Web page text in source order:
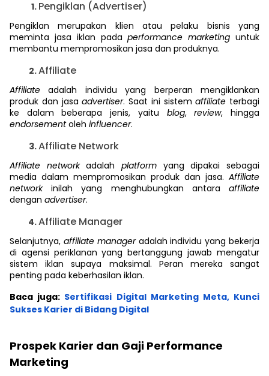
Pengiklan (Advertiser)
Pengiklan merupakan klien atau pelaku bisnis yang
meminta jasa iklan padaperformance marketinguntuk
membantu mempromosikan jasa dan produknya.
Affiliate
Affiliateadalah individu yang berperan mengiklankan
produk dan jasaadvertiser. Saat ini sistemaffiliate terbagi
ke dalam beberapa jenis, yaitu blog,review, hingga
endorsementoleh influencer.
Affiliate Network
Affiliate networkadalahplatform yang dipakai
sebagai
media dalam mempromosikan produk dan jasa. Affiliate
networkinilah yang menghubungkan antaraaffiliate
dengan advertiser.
Affiliate Manager
Selanjutnya, affiliate manager adalah individu yang bekerja
di agensi periklanan yang bertanggung jawab mengatur
sistem iklan supaya maksimal. Peran mereka sangat
penting pada keberhasilan iklan.
Baca juga: Sertifikasi Digital Marketing Meta, Kunci
Sukses Karier di Bidang Digital
Prospek Karier dan Gaji Performance
Marketing